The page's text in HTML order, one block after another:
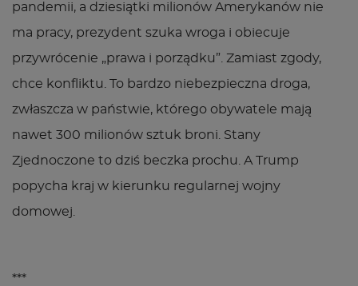
pandemii, a dziesiątki milionów Amerykanów nie
ma pracy, prezydent szuka wroga i obiecuje
przywrócenie „prawa i porządku”. Zamiast zgody,
chce konfliktu. To bardzo niebezpieczna droga,
zwłaszcza w państwie, którego obywatele mają
nawet 300 milionów sztuk broni. Stany
Zjednoczone to dziś beczka prochu. A Trump
popycha kraj w kierunku regularnej wojny
domowej.
***